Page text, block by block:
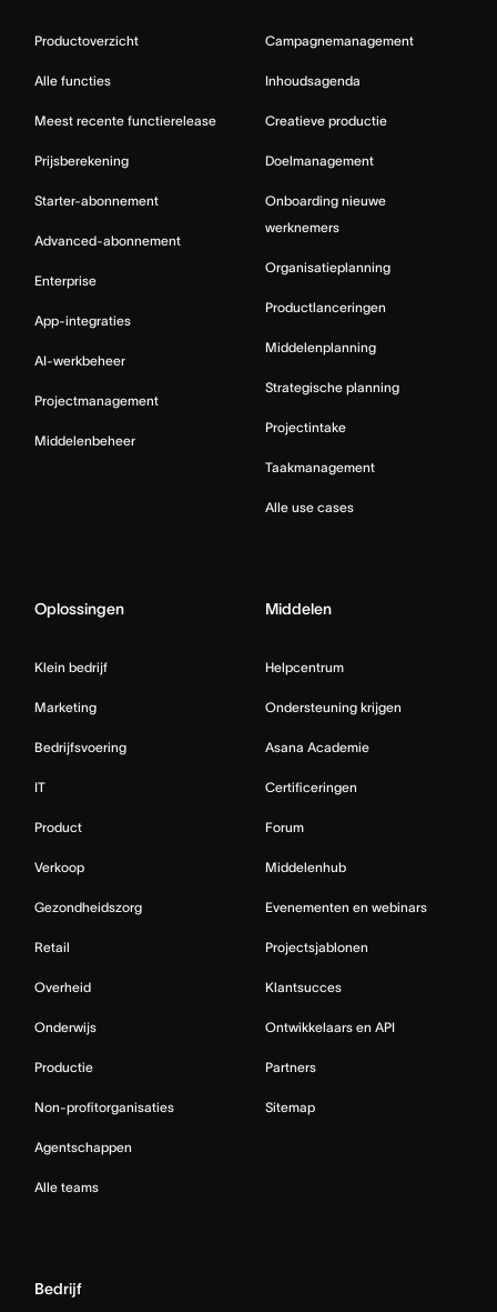
Productoverzicht
Alle functies
Meest recente functierelease
Prijsberekening
Starter-abonnement
Advanced-abonnement
Enterprise
App-integraties
AI-werkbeheer
Projectmanagement
Middelenbeheer
Campagnemanagement
Inhoudsagenda
Creatieve productie
Doelmanagement
Onboarding nieuwe
werknemers
Organisatieplanning
Productlanceringen
Middelenplanning
Strategische planning
Projectintake
Taakmanagement
Alle use cases
Oplossingen
Klein bedrijf
Marketing
Bedrijfsvoering
IT
Product
Verkoop
Gezondheidszorg
Retail
Overheid
Onderwijs
Productie
Non-profitorganisaties
Agentschappen
Alle teams
Middelen
Helpcentrum
Ondersteuning krijgen
Asana Academie
Certificeringen
Forum
Middelenhub
Evenementen en webinars
Projectsjablonen
Klantsucces
Ontwikkelaars en API
Partners
Sitemap
Bedrijf